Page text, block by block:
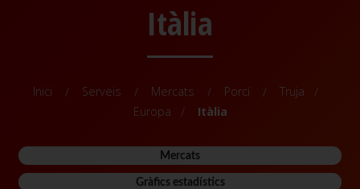
Itàlia
Inici Serveis Mercats Porcí
Truja
Europa
Itàlia
Mercats
Gràfics estadístics